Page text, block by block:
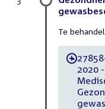
Te
-
2020